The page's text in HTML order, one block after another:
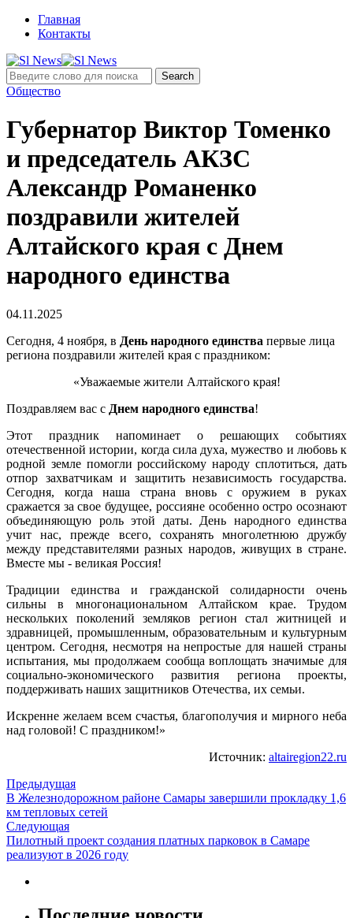
Главная
Контакты
Общество
Губернатор Виктор Томенко
и председатель АКЗС
Александр Романенко
поздравили жителей
Алтайского края с Днем
народного единства
04.11.2025
Сегодня, 4 ноября, в День народного единства первые лица
региона поздравили жителей края с праздником:
«Уважаемые жители Алтайского края!
Поздравляем вас с Днем народного единства!
Этот праздник напоминает о решающих событиях
отечественной истории, когда сила духа, мужество и любовь к
родной земле помогли российскому народу сплотиться, дать
отпор захватчикам и защитить независимость государства.
Сегодня, когда наша страна вновь с оружием в руках
сражается за свое будущее, россияне особенно остро осознают
объединяющую роль этой даты. День народного единства
учит нас, прежде всего, сохранять многолетнюю дружбу
между представителями разных народов, живущих в стране.
Вместе мы - великая Россия!
Традиции единства и гражданской солидарности очень
сильны в многонациональном Алтайском крае. Трудом
нескольких поколений земляков регион стал житницей и
здравницей, промышленным, образовательным и культурным
центром. Сегодня, несмотря на непростые для нашей страны
испытания, мы продолжаем сообща воплощать значимые для
социально-экономического развития региона проекты,
поддерживать наших защитников Отечества, их семьи.
Искренне желаем всем счастья, благополучия и мирного неба
над головой! С праздником!»
Источник: altairegion22.ru
Предыдущая
В Железнодорожном районе Самары завершили прокладку 1,6
км тепловых сетей
Следующая
Пилотный проект создания платных парковок в Самаре
реализуют в 2026 году